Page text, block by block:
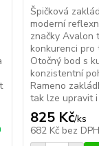
Špičková
moderní
značky Avalon
konkurenci pro
Otočný bod s
konzistentní
Rameno
tak lze upravit
825 Kč/ks
682 Kč bez DPH